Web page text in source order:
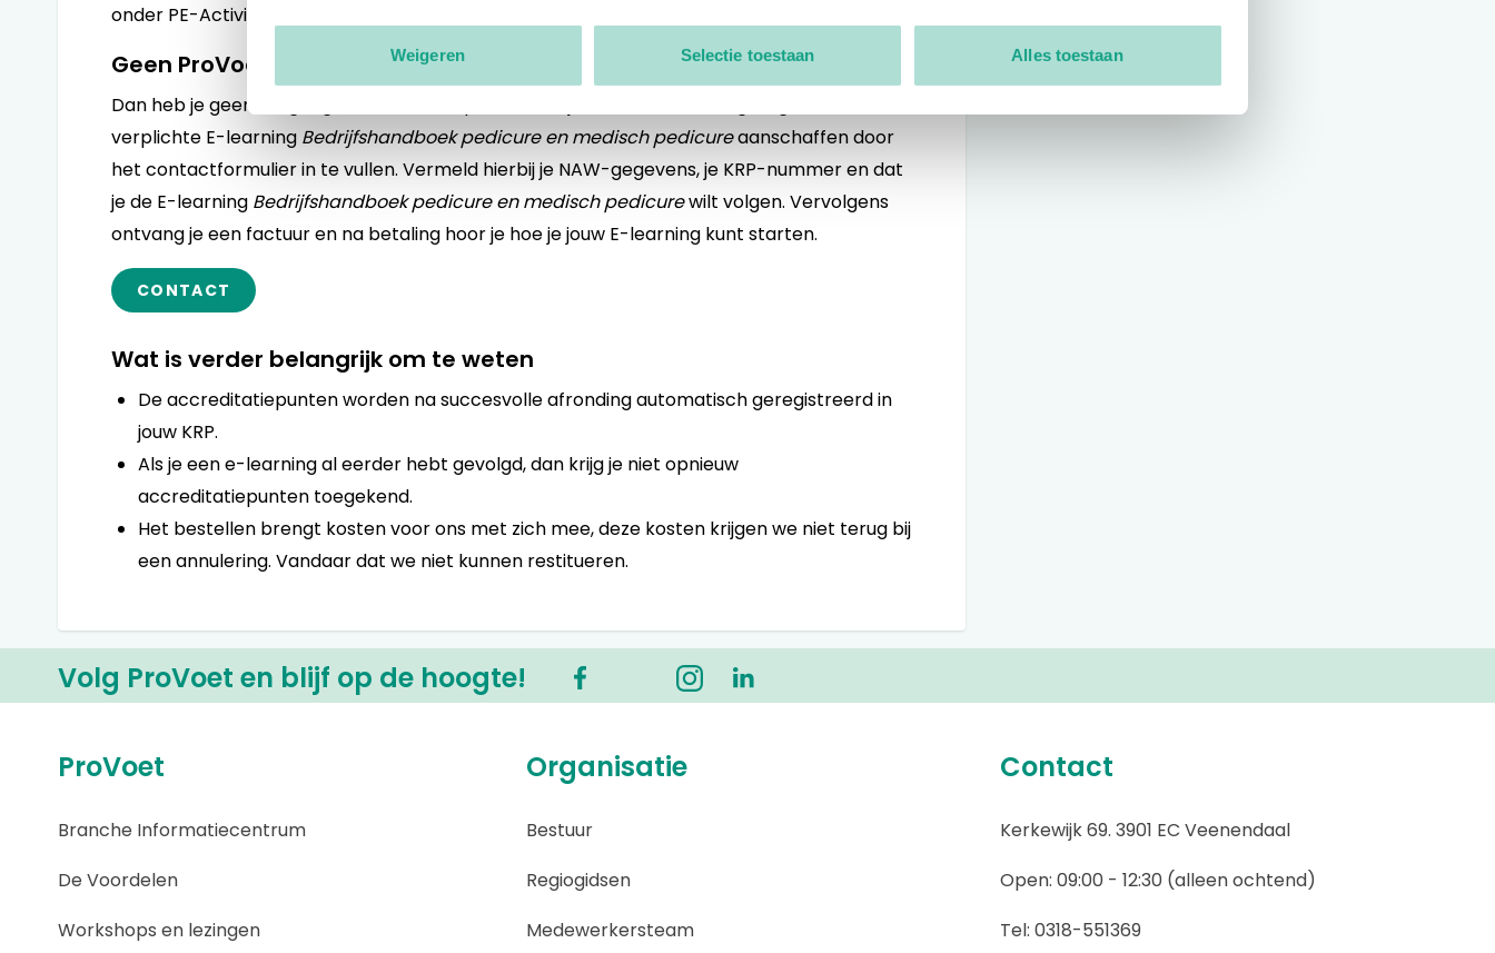
Weigeren Selectie toestaan Alles toestaan
onder PE-Activiteiten.
Geen ProVoet-lid?
Dan heb je geen toegang tot de webshop maar kun je wel de voor KRP-geregistreerden
verplichte E-learning Bedrijfshandboek pedicure en medisch pedicureaanschaffen door
het contactformulier in te vullen. Vermeld hierbij je NAW-gegevens, je KRP-nummer en dat
je de E-learning Bedrijfshandboek pedicure en medisch pedicurewilt volgen. Vervolgens
ontvang je een factuur en na betaling hoor je hoe je jouw E-learning kunt starten.
CONTACT
Wat is verder belangrijk om te weten
De accreditatiepunten worden na succesvolle afronding automatisch geregistreerd in
jouw KRP.
Als je een e-learning al eerder hebt gevolgd, dan krijg je niet opnieuw
accreditatiepunten toegekend.
Het bestellen brengt kosten voor ons met zich mee, deze kosten krijgen we niet terug bij
een annulering. Vandaar dat we niet kunnen restitueren.
Volg ProVoet en blijf op de hoogte!
ProVoet
Branche Informatiecentrum
De Voordelen
Workshops en lezingen
Organisatie
Bestuur
Regiogidsen
Medewerkersteam
Contact
Kerkewijk 69. 3901 EC Veenendaal
Open: 09:00 - 12:30 (alleen ochtend)
Tel: 0318-551369